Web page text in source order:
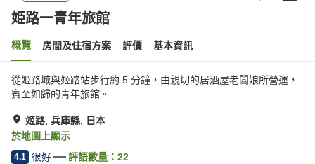
姫路一青年旅館
概覽 房間及住宿方案 評價 基本資訊
從姬路城與姬路站步行約 5 分鐘，由親切的居酒屋老闆娘所營運，
賓至如歸的青年旅館。
姬路, 兵庫縣, 日本
於地圖上顯示
4.1 很好 評語數量： 22